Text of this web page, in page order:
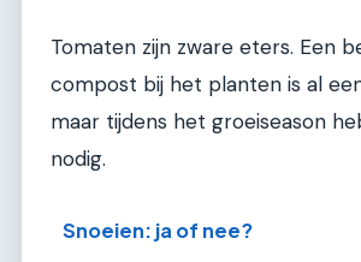
Tomaten zijn zware eters. Een
compost bij het planten is al
maar tijdens het groeiseason
nodig.
Snoeien: ja of nee?